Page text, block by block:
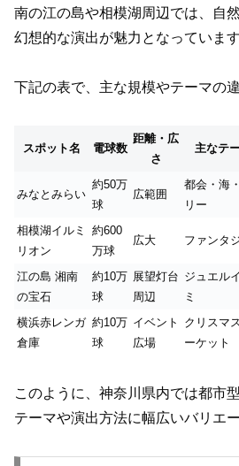
南の江の島や相模湖周辺では、自
幻想的な演出が魅力となっています
下記の表で、主な規模やテーマの
スポット名 電球数
距離・広
さ
主なテ
みなとみらい
約50万
球
広範囲
都会・海
リー
相模湖イルミ
リオン
約600
万球
広大 ファンタ
江の島 湘南
の宝石
約10万
球
展望灯台
周辺
ジュエル
ミ
横浜赤レンガ
倉庫
約10万
球
イベント
広場
クリスマ
ーケット
このように、神奈川県内では都市
テーマや演出方法に幅広いバリエ